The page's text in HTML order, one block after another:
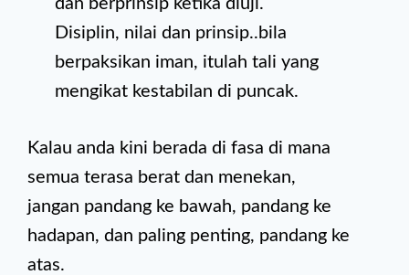
dan berprinsip ketika diuji.
Disiplin, nilai dan prinsip..bila
berpaksikan iman, itulah tali yang
mengikat kestabilan di puncak.
Kalau anda kini berada di fasa di mana
semua terasa berat dan menekan,
jangan pandang ke bawah, pandang ke
hadapan, dan paling penting, pandang ke
atas.